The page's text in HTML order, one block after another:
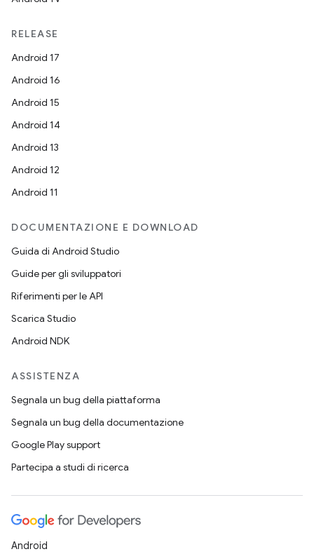
RELEASE
Android 17
Android 16
Android 15
Android 14
Android 13
Android 12
Android 11
DOCUMENTAZIONE E DOWNLOAD
Guida di Android Studio
Guide per gli sviluppatori
Riferimenti per le API
Scarica Studio
Android NDK
ASSISTENZA
Segnala un bug della piattaforma
Segnala un bug della documentazione
Google Play support
Partecipa a studi di ricerca
Android